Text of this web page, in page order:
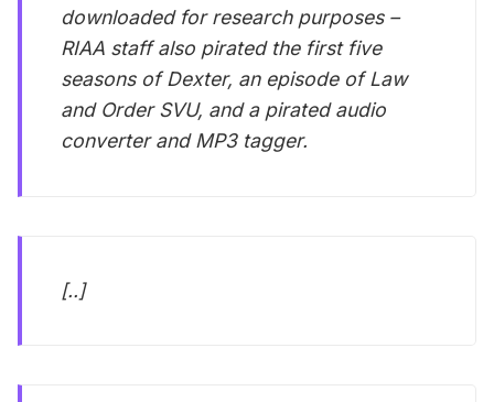
downloaded for research purposes –
RIAA staff also pirated the first five
seasons of Dexter, an episode of Law
and Order SVU, and a pirated audio
converter and MP3 tagger.
[..]